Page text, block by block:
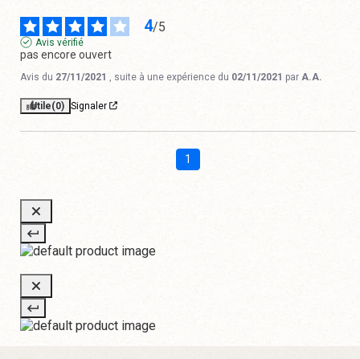
4/5
Avis vérifié
pas encore ouvert
Avis du 27/11/2021 , suite à une expérience du 02/11/2021 par A.A.
Utile(0) Signaler
1